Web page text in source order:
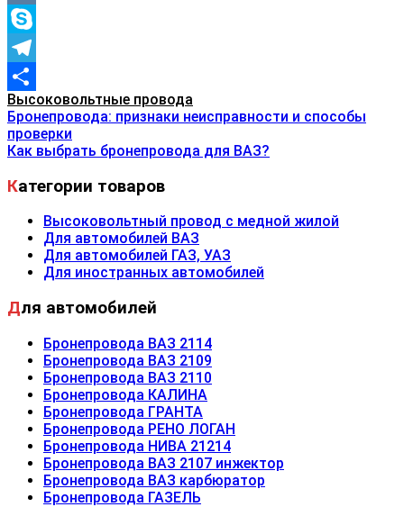
VK
Skype
Telegram
Отправить
Высоковольтные провода
Навигация
по
записям
Бронепровода: признаки неисправности и способы
проверки
Как выбрать бронепровода для ВАЗ?
Категории товаров
Высоковольтный провод с медной жилой
Для автомобилей ВАЗ
Для автомобилей ГАЗ, УАЗ
Для иностранных автомобилей
Для автомобилей
Бронепровода ВАЗ 2114
Бронепровода ВАЗ 2109
Бронепровода ВАЗ 2110
Бронепровода КАЛИНА
Бронепровода ГРАНТА
Бронепровода РЕНО ЛОГАН
Бронепровода НИВА 21214
Бронепровода ВАЗ 2107 инжектор
Бронепровода ВАЗ карбюратор
Бронепровода ГАЗЕЛЬ